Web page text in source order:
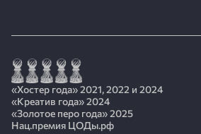
«Хостер года» 2021, 2022 и 2024
«Креатив года» 2024
«Золотое перо года» 2025
Нац.премия ЦОДы.рф